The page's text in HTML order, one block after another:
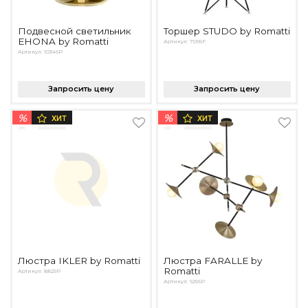
Подвесной светильник
EHONA by Romatti
Артикул: 10349P
Запросить цену
Торшер STUDO by Romatti
Артикул: 7095F
Запросить цену
% ХИТ
Люстра IKLER by Romatti
Артикул: 8829P
% ХИТ
Люстра FARALLE by
Romatti
Артикул: 9256P